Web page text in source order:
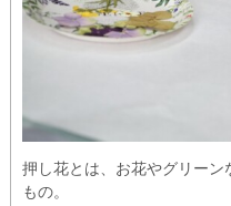
押し花とは、お花やグリーン
もの。